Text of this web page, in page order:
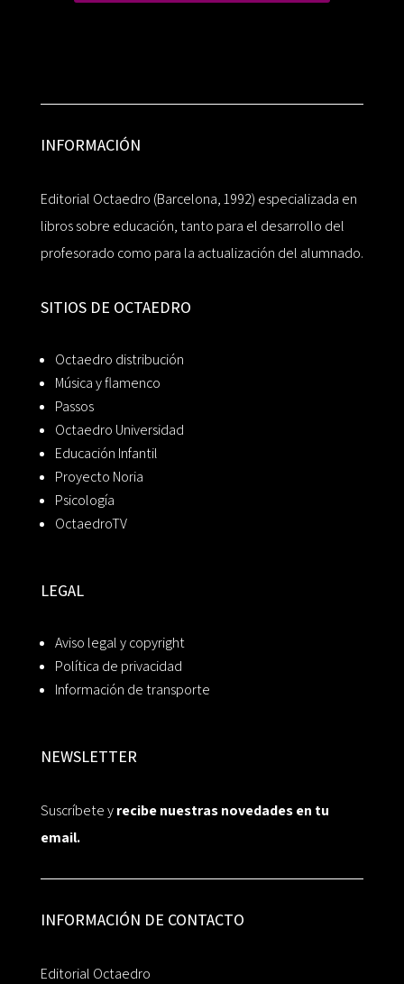
INFORMACIÓN
Editorial Octaedro (Barcelona, 1992) especializada en
libros sobre educación, tanto para el desarrollo del
profesorado como para la actualización del alumnado.
SITIOS DE OCTAEDRO
Octaedro distribución
Música y flamenco
Passos
Octaedro Universidad
Educación Infantil
Proyecto Noria
Psicología
OctaedroTV
LEGAL
Aviso legal y copyright
Política de privacidad
Información de transporte
NEWSLETTER
Suscríbete yrecibe nuestras novedades en tu
email.
INFORMACIÓN DE CONTACTO
Editorial Octaedro